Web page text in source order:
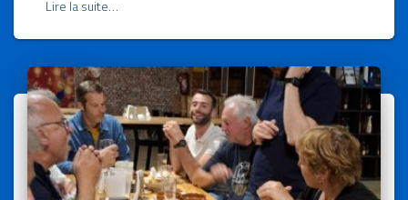
Lire la suite…